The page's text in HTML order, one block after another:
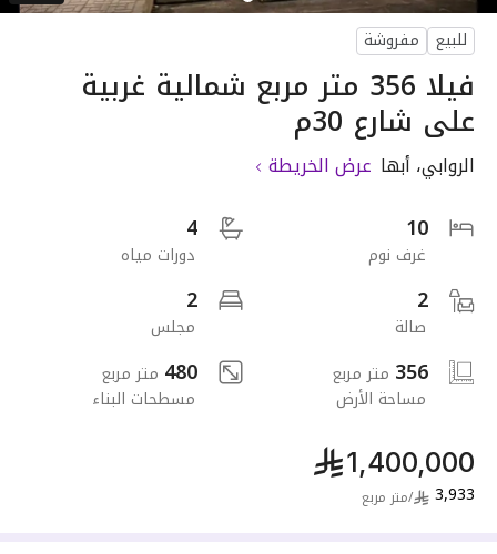
للبيع مفروشة
فيلا 356 متر مربع شمالية غربية
على شارع 30م
الروابي، أبها عرض الخريطة
10
غرف نوم
4
دورات مياه
2
صالة
2
مجلس
356 متر مربع
مساحة الأرض
480 متر مربع
مسطحات البناء
1,400,000
3,933
/متر مربع